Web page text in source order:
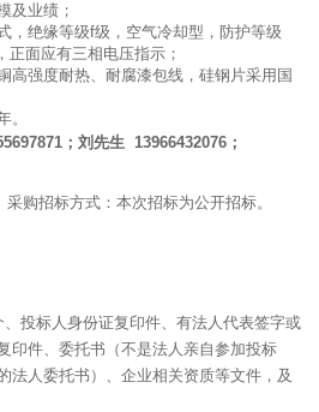
及业绩；
，绝缘等级f级，空气冷却型，防护等级
正面应有三相电压指示；
高强度耐热、耐腐漆包线，硅钢片采用国
。
；刘先生 13966432076；
采购招标方式：本次招标为公开招标。
投标人身份证复印件、有法人代表签字或
印件、委托书（不是法人亲自参加投标
法人委托书）、企业相关资质等文件，及